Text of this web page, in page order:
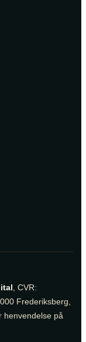
, CVR:
Frederiksberg,
henvendelse på